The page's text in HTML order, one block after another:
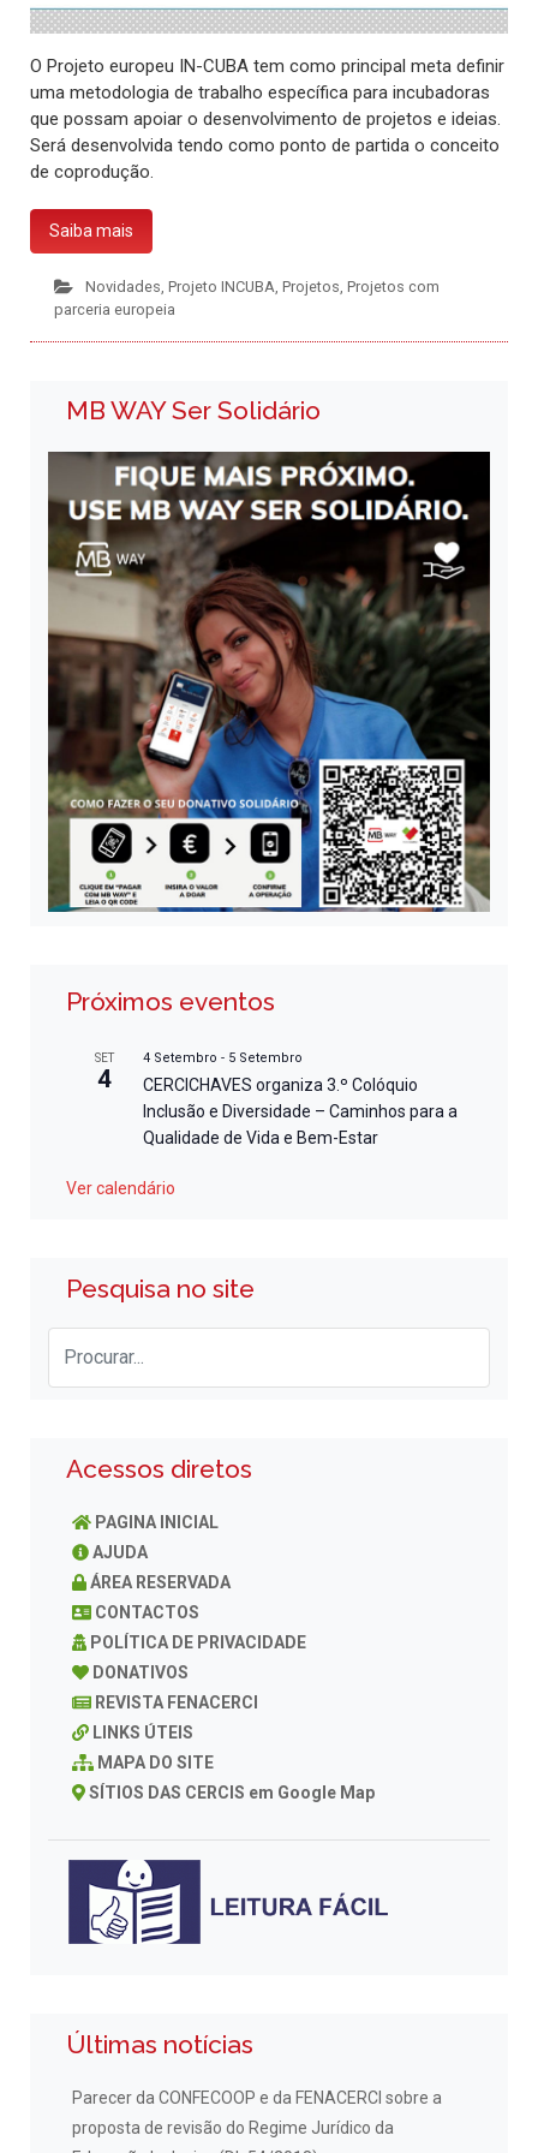
O Projeto europeu IN-CUBA tem como principal meta definir
uma metodologia de trabalho específica para incubadoras
que possam apoiar o desenvolvimento de projetos e ideias.
Será desenvolvida tendo como ponto de partida o conceito
de coprodução.
Saiba mais
Novidades Projeto INCUBA Projetos Projetos com
parceria europeia
MB WAY Ser Solidário
Próximos eventos
SET
4
4 Setembro - 5 Setembro
CERCICHAVES organiza 3.º Colóquio
Inclusão e Diversidade – Caminhos para a
Qualidade de Vida e Bem-Estar
Ver calendário
Pesquisa no site
Acessos diretos
PAGINA INICIAL
AJUDA
ÁREA RESERVADA
CONTACTOS
POLÍTICA DE PRIVACIDADE
DONATIVOS
REVISTA FENACERCI
LINKS ÚTEIS
MAPA DO SITE
SÍTIOS DAS CERCIS em Google Map
Últimas notícias
Parecer da CONFECOOP e da FENACERCI sobre a
proposta de revisão do Regime Jurídico da